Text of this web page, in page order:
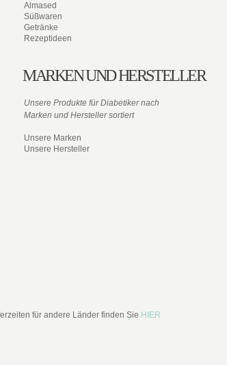
Almased
Süßwaren
Getränke
Rezeptideen
MARKEN UND HERSTELLER
Unsere Produkte für Diabetiker nach
Marken und Hersteller sortiert
Unsere Marken
Unsere Hersteller
für andere Länder finden Sie HIER